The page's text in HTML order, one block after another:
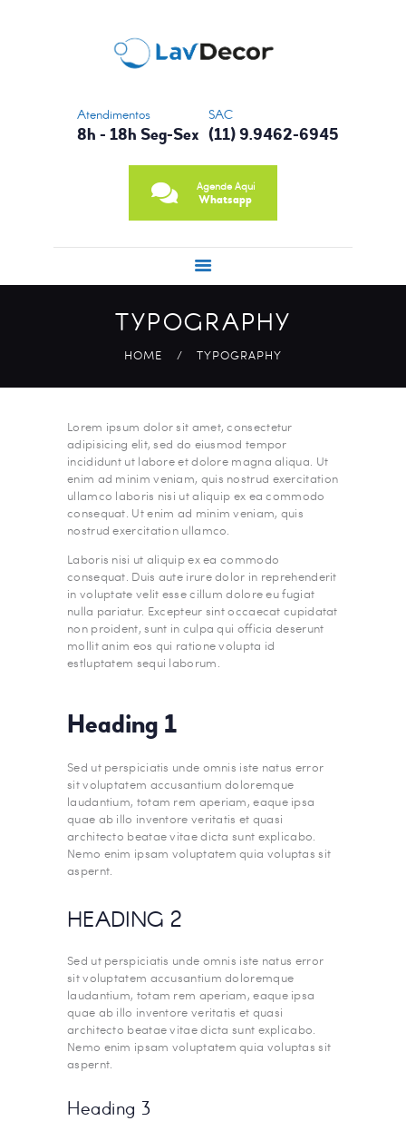
Atendimentos
8h - 18h Seg-Sex
SAC
(11) 9.9462-6945
Agende Aqui
Whatsapp
TYPOGRAPHY
HOME TYPOGRAPHY
NOSSA HISTÓRIA
SERVIÇOS
Lorem ipsum dolor sit amet, consectetur
adipisicing elit, sed do eiusmod tempor
incididunt ut labore et dolore magna aliqua. Ut
enim ad minim veniam, quis nostrud exercitation
ullamco laboris nisi ut aliquip ex ea commodo
consequat. Ut enim ad minim veniam, quis
nostrud exercitation ullamco.
Laboris nisi ut aliquip ex ea commodo
consequat. Duis aute irure dolor in reprehenderit
in voluptate velit esse cillum dolore eu fugiat
nulla pariatur. Excepteur sint occaecat cupidatat
non proident, sunt in culpa qui officia deserunt
mollit anim eos qui ratione volupta id
estluptatem sequi laborum.
Heading 1
Sed ut perspiciatis unde omnis iste natus error
sit voluptatem accusantium doloremque
laudantium, totam rem aperiam, eaque ipsa
quae ab illo inventore veritatis et quasi
architecto beatae vitae dicta sunt explicabo.
Nemo enim ipsam voluptatem quia voluptas sit
aspernt.
HEADING 2
Sed ut perspiciatis unde omnis iste natus error
sit voluptatem accusantium doloremque
laudantium, totam rem aperiam, eaque ipsa
quae ab illo inventore veritatis et quasi
architecto beatae vitae dicta sunt explicabo.
Nemo enim ipsam voluptatem quia voluptas sit
aspernt.
Heading 3